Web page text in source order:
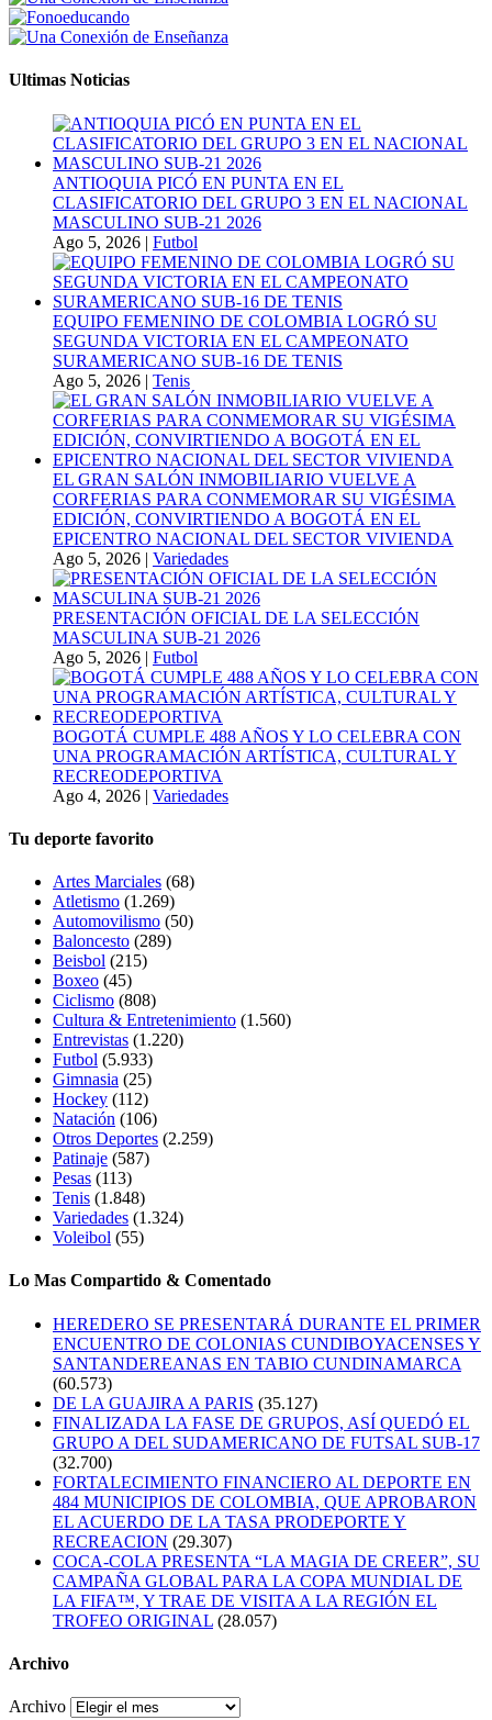
Ultimas Noticias
ANTIOQUIA PICÓ EN PUNTA EN EL
CLASIFICATORIO DEL GRUPO 3 EN EL NACIONAL
MASCULINO SUB-21 2026
Ago 5, 2026 | Futbol
EQUIPO FEMENINO DE COLOMBIA LOGRÓ SU
SEGUNDA VICTORIA EN EL CAMPEONATO
SURAMERICANO SUB-16 DE TENIS
Ago 5, 2026 | Tenis
EL GRAN SALÓN INMOBILIARIO VUELVE A
CORFERIAS PARA CONMEMORAR SU VIGÉSIMA
EDICIÓN, CONVIRTIENDO A BOGOTÁ EN EL
EPICENTRO NACIONAL DEL SECTOR VIVIENDA
Ago 5, 2026 | Variedades
PRESENTACIÓN OFICIAL DE LA SELECCIÓN
MASCULINA SUB-21 2026
Ago 5, 2026 | Futbol
BOGOTÁ CUMPLE 488 AÑOS Y LO CELEBRA CON
UNA PROGRAMACIÓN ARTÍSTICA, CULTURAL Y
RECREODEPORTIVA
Ago 4, 2026 | Variedades
Tu deporte favorito
Artes Marciales (68)
Atletismo (1.269)
Automovilismo (50)
Baloncesto (289)
Beisbol (215)
Boxeo (45)
Ciclismo (808)
Cultura & Entretenimiento (1.560)
Entrevistas (1.220)
Futbol (5.933)
Gimnasia (25)
Hockey (112)
Natación (106)
Otros Deportes (2.259)
Patinaje (587)
Pesas (113)
Tenis (1.848)
Variedades (1.324)
Voleibol (55)
Lo Mas Compartido & Comentado
HEREDERO SE PRESENTARÁ DURANTE EL PRIMER
ENCUENTRO DE COLONIAS CUNDIBOYACENSES Y
SANTANDEREANAS EN TABIO CUNDINAMARCA
(60.573)
DE LA GUAJIRA A PARIS (35.127)
FINALIZADA LA FASE DE GRUPOS, ASÍ QUEDÓ EL
GRUPO A DEL SUDAMERICANO DE FUTSAL SUB-17
(32.700)
FORTALECIMIENTO FINANCIERO AL DEPORTE EN
484 MUNICIPIOS DE COLOMBIA, QUE APROBARON
EL ACUERDO DE LA TASA PRODEPORTE Y
RECREACION (29.307)
COCA-COLA PRESENTA “LA MAGIA DE CREER”, SU
CAMPAÑA GLOBAL PARA LA COPA MUNDIAL DE
LA FIFA™, Y TRAE DE VISITA A LA REGIÓN EL
TROFEO ORIGINAL (28.057)
Archivo
Archivo